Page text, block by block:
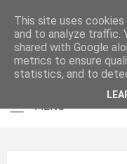
This site uses
and to analyze traffic.
shared with Google
metrics to ensure
statistics, and to